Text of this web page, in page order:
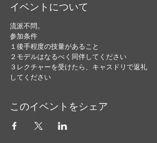
イベントについて
流派不問。
参加条件
１後手程度の技量があること
２モデルはなるべく同伴してください
３レクチャーを受けたら、キャスドリで返礼
してください
このイベントをシェア